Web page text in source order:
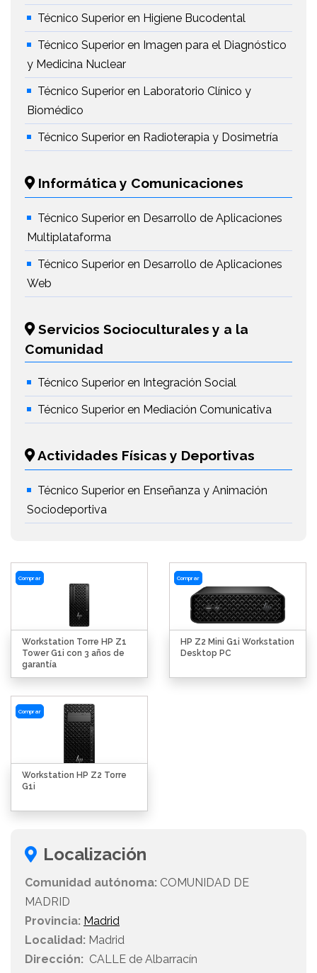
Técnico Superior en Higiene Bucodental
Técnico Superior en Imagen para el Diagnóstico
y Medicina Nuclear
Técnico Superior en Laboratorio Clínico y
Biomédico
Técnico Superior en Radioterapia y Dosimetría
Informática y Comunicaciones
Técnico Superior en Desarrollo de Aplicaciones
Multiplataforma
Técnico Superior en Desarrollo de Aplicaciones
Web
Servicios Socioculturales y a la
Comunidad
Técnico Superior en Integración Social
Técnico Superior en Mediación Comunicativa
Actividades Físicas y Deportivas
Técnico Superior en Enseñanza y Animación
Sociodeportiva
Comprar
Workstation Torre HP Z1
Tower G1i con 3 años de
garantía
Comprar
HP Z2 Mini G1i Workstation
Desktop PC
Comprar
Workstation HP Z2 Torre
G1i
Localización
Comunidad autónoma: COMUNIDAD DE
MADRID
Provincia: Madrid
Localidad: Madrid
Dirección: CALLE de Albarracín